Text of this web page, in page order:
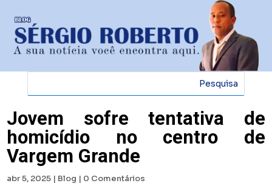
Jovem sofre tentativa de
homicídio no centro de
Vargem Grande
abr 5, 2025 | Blog | 0 Comentários